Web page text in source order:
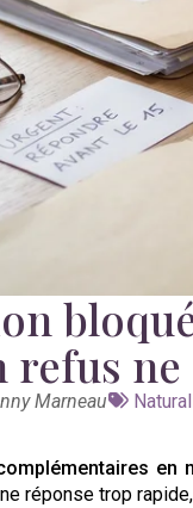
Marneau
Tags
en
réponse trop